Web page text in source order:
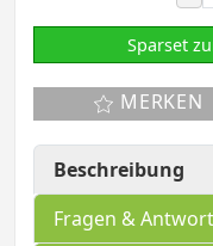
Sparset
MERKEN
Beschreibung
Fragen &